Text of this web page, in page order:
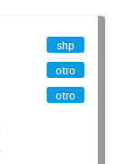
shp
otro
otro